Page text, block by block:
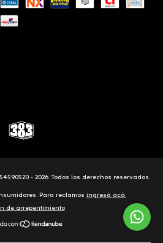
- 2026. Todos los derechos reservados.
Para reclamos ingresá acá.
de arrepentimiento